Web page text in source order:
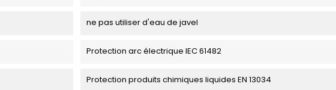
ne pas utiliser d'eau de javel
Protection arc électrique IEC 61482
Protection produits chimiques liquides EN 13034